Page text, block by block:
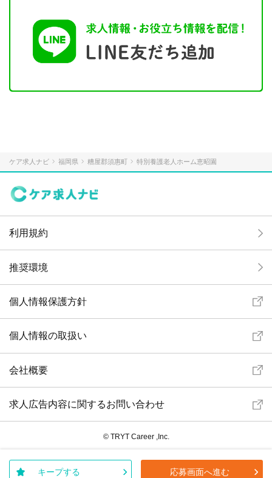
キープする 応募画面へ進む
ケア求人ナビ 福岡県 糟屋郡須惠町 特別養護老人ホーム恵昭園
利用規約
推奨環境
個人情報保護方針
個人情報の取扱い
会社概要
求人広告内容に関するお問い合わせ
© TRYT Career ,Inc.